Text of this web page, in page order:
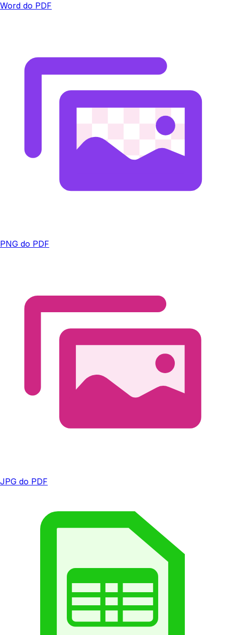
Word do PDF
PNG do PDF
JPG do PDF